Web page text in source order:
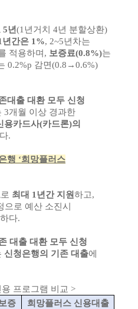
5년(1년거치 4년 분할상환)
년간은 1%, 2~5년차는
적용하며, 보증료(0.8%)는
0.2%p 감면(0.8→0.6%)
대출 대환 모두 신청
3개월 이상 경과한
용카드사(카드론)의
.
행 ‘희망플러스
로 최대 1년간 지원하고,
으로 예산 소진시
다.
대출 대환 모두 신청
신청은행의 기존 대출에
프로그램 비교 >
증 희망플러스 신용대출